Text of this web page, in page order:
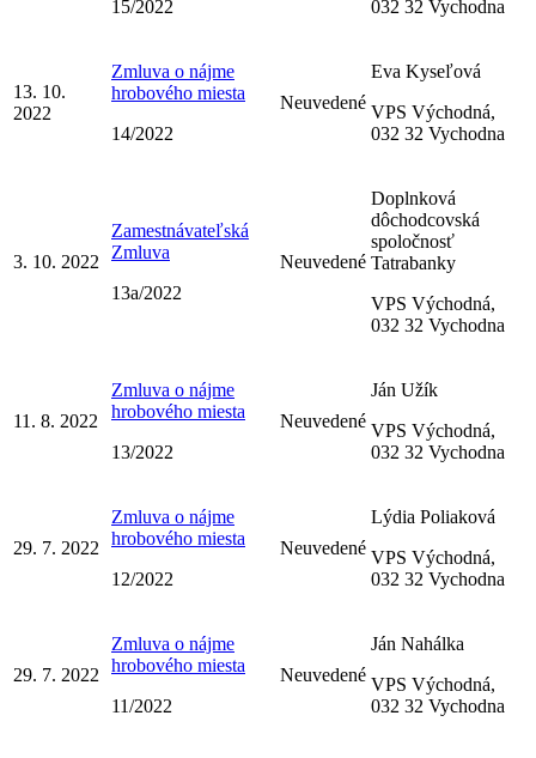
15/2022 032 32 Vychodna
13. 10.
2022
Zmluva o nájme
hrobového miesta
14/2022
Neuvedené
Eva Kyseľová
VPS Východná,
032 32 Vychodna
3. 10. 2022
Zamestnávateľská
Zmluva
13a/2022
Neuvedené
Doplnková
dôchodcovská
spoločnosť
Tatrabanky
VPS Východná,
032 32 Vychodna
11. 8. 2022
Zmluva o nájme
hrobového miesta
13/2022
Neuvedené
Ján Užík
VPS Východná,
032 32 Vychodna
29. 7. 2022
Zmluva o nájme
hrobového miesta
12/2022
Neuvedené
Lýdia Poliaková
VPS Východná,
032 32 Vychodna
29. 7. 2022
Zmluva o nájme
hrobového miesta
11/2022
Neuvedené
Ján Nahálka
VPS Východná,
032 32 Vychodna